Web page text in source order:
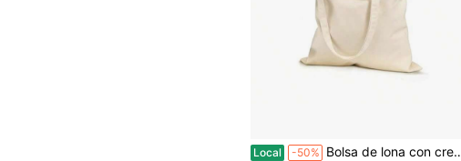
Local -50% Bolsa de lona con cremallera para mujeres, bolsas de Halloween para trucos o al por mayor 13.8" X 15.3" bolsa de lona de algodón de dos tonos de moda para manualidades, DIY tus diseños creativos